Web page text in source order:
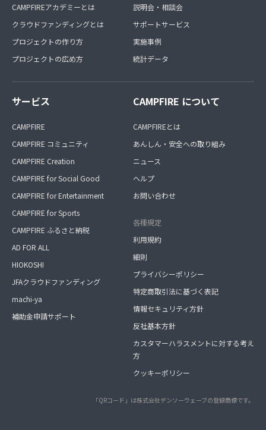
CAMPFIREアカデミーとは
クラウドファンディングとは
プロジェクトの作り方
プロジェクトの広め方
説明会・相談会
サポートサービス
実施事例
統計データ
サービス
CAMPFIRE
CAMPFIRE コミュニティ
CAMPFIRE Creation
CAMPFIRE for Social Good
CAMPFIRE for Entertainment
CAMPFIRE for Sports
CAMPFIRE ふるさと納税
AD FOR ALL
HIOKOSHI
JFAクラウドファンディング
machi-ya
補助金申請サポート
CAMPFIRE について
CAMPFIREとは
あんしん・安全への取り組み
ニュース
ヘルプ
お問い合わせ
各種規定
利用規約
細則
プライバシーポリシー
特定商取引法に基づく表記
情報セキュリティ方針
反社基本方針
カスタマーハラスメントに対する考え
方
クッキーポリシー
「QRコード」は株式会社デンソーウェーブの登録商標です。